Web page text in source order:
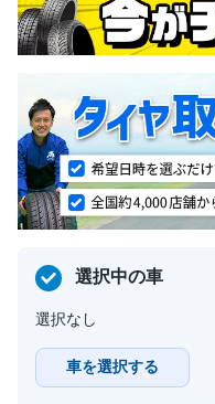
選択中の車
選択なし
車を選択する